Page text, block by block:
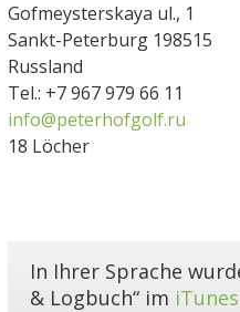
Gofmeysterskaya ul., 1
Sankt-Peterburg 198515
Russland
Tel.: +7 967 979 66 11
info@peterhofgolf.ru
18 Löcher
In Ihrer Sprache
& Logbuch“ im